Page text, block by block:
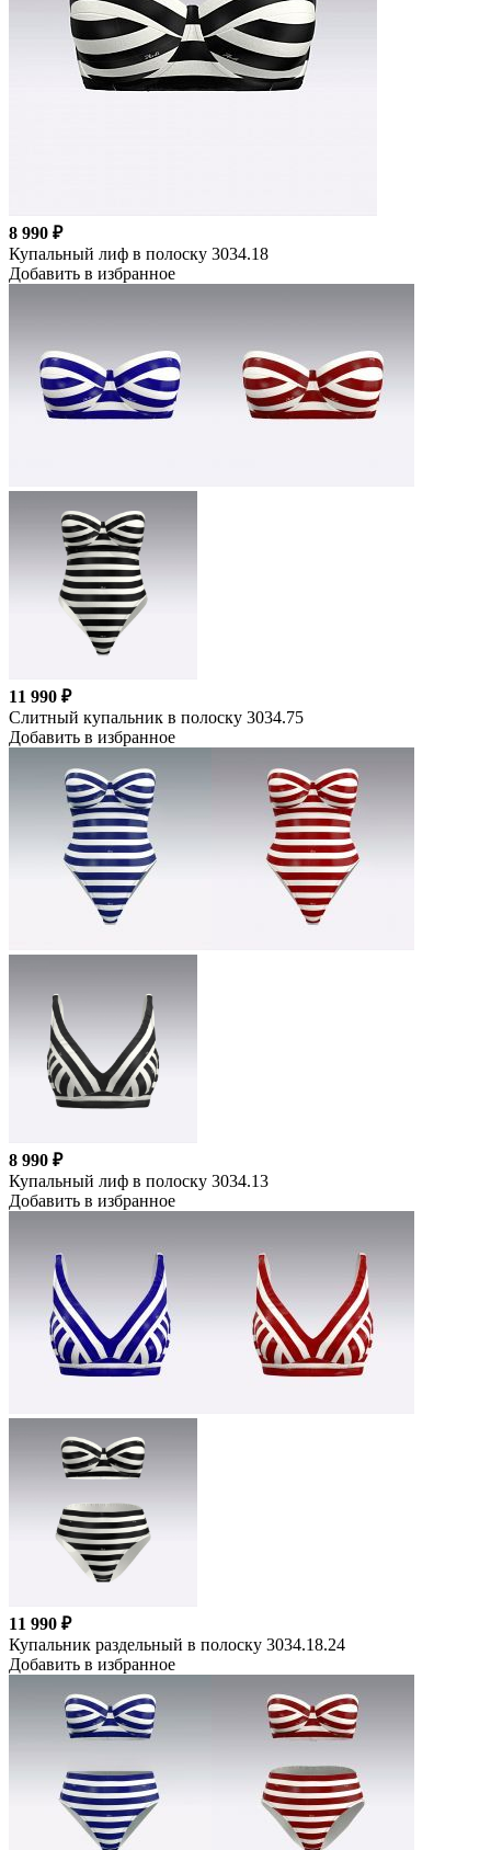
8 990 ₽
Купальный лиф в полоску 3034.18
Добавить в избранное
11 990 ₽
Слитный купальник в полоску 3034.75
Добавить в избранное
8 990 ₽
Купальный лиф в полоску 3034.13
Добавить в избранное
11 990 ₽
Купальник раздельный в полоску 3034.18.24
Добавить в избранное